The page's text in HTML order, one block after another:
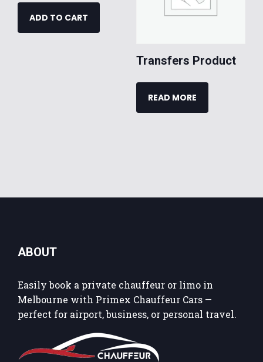
ADD TO CART
Transfers Product
READ MORE
ABOUT
Easily book a private chauffeur or limo in
Melbourne with Primex Chauffeur Cars —
perfect for airport, business, or personal travel.